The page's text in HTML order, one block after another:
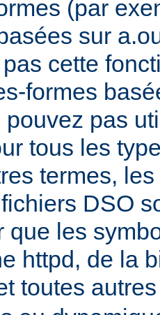
(par
sur
cette
formes
pouvez pas
tous les
termes,
DSO
que les
httpd, de la
toutes